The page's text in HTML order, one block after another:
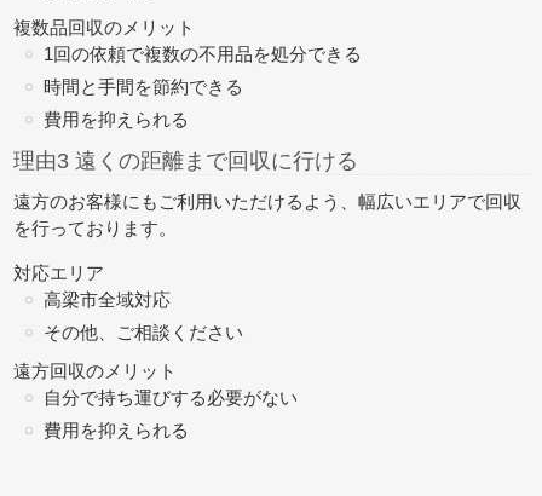
複数品回収のメリット
1回の依頼で複数の不用品を処分できる
時間と手間を節約できる
費用を抑えられる
理由3 遠くの距離まで回収に行ける
遠方のお客様にもご利用いただけるよう、幅広いエリアで回収
を行っております。
対応エリア
高梁市全域対応
その他、ご相談ください
遠方回収のメリット
自分で持ち運びする必要がない
費用を抑えられる